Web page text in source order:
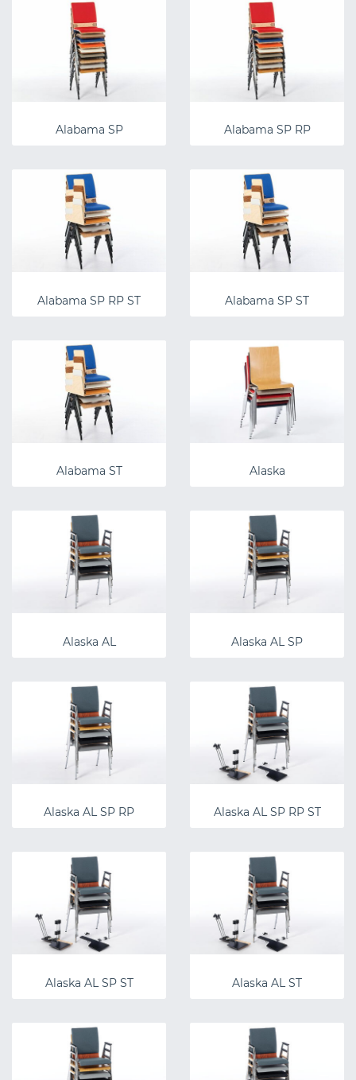
Alabama SP Alabama SP RP
Alabama SP RP ST Alabama SP ST
Alabama ST Alaska
Alaska AL Alaska AL SP
Alaska AL SP RP Alaska AL SP RP ST
Alaska AL SP ST Alaska AL ST